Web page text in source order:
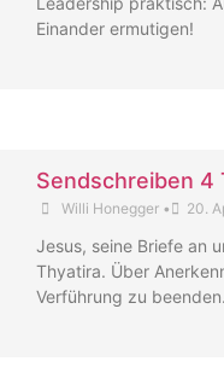
Einander ermutigen!
Sendschreiben 4
Willi Honegger • 20.
Jesus, seine Briefe an
Thyatira. Über
Verführung zu beenden.